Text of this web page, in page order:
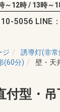
～12時 / 13時
5056 LINE：
ジ
誘導灯(非常
(60分)
壁・天
付型・